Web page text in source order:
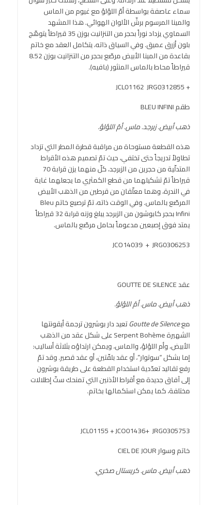
سماء عاصفة بواسطة أمّ اللؤلؤ مع غيوم من الماس
والمينا المرسوم برشّ الألوان الهوائي. هذا المشهد
السماوي يزداد نوراً بحجر من التنزانيت بوزن 35 قيراطاً يتوهّج
بلون أزرق عميق. وفي السياق ذاته، يتكامل العقد مع خاتم
بقاعدة من المينا الأبيض مرصّع بحجر من التنزانيت بوزن 8.52
قيراطاً محاط بالماس المنثور (بافيه).
+ JCL01162 JRG0312855
طقم BLEU INFINI
ذهب أبيض. زبرجد. ماس. أمّ اللؤلؤ.
هذه القطعة مستوحاة من مراقبة قطرة المطر التي تزداد
تطاولاً تدريجاً حتى تختفي، حيث تمّ تصميم هذه الأقراط
المتدلّية من حجرين من الزبرجد، كلّ منهما يزن قرابة 70
قيراطاً تمّ تشكيلهما من قطع الكمثري ما يجعلهما غاية
في الندرة، وهما معلّقان من قرطين من الذهب الأبيض
المرصّع بالماس. وفي الوقت ذاته، تمّ ترصيع خاتم Bleu
Infini بحجر كابوشون من الزبرجد يبلغ وزنه قرابة 32 قيراطاً
يمتد فوق إصبعين مدعوماً بحامل مرصّع بالماس.
JCO14039 + JRG0306253
عقد GOUTTE DE SILENCE
ذهب أبيض. ماس. أمّ اللؤلؤ.
معGoutte de Silenceتعيد دار بوشرون ترجمة أيقونتها
الشهيرة Serpent Bohème على شكل عقد من الذهب
الأبيض، وأم اللؤلؤ، والماس، ويمكن ارتداؤه بثلاثة أساليب:
إما بشكل “سوتوار”، أو عقد بلفّتين، أو عقد قصير. وقد تمّ
رفع تقاليد تعدّدية استخدام القطعة على طريقة بوشرون
إلى آفاق جديدة مع أقراط الأذنين التي تمنحك ستّ إطلالات
مختلفة، كما يمكن استكمالها بخاتم.
JCL01155 + JCO01436+ JRG0305753
خاتم وسوار CIEL DE JOUR
ذهب أبيض. ماس. كريستال صخري.